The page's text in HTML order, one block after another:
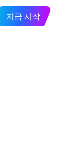
지금 시작